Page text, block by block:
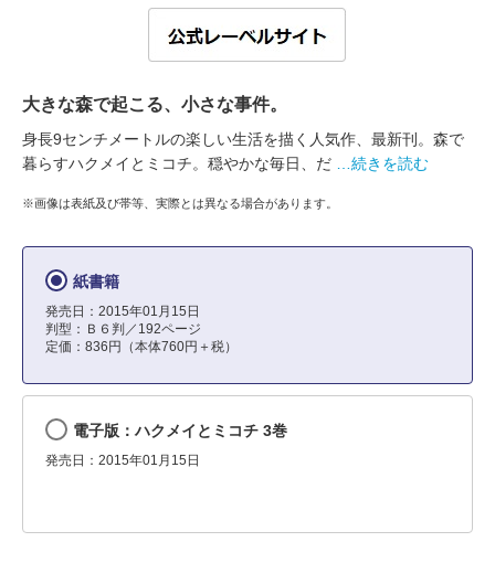
大きな森で起こる、小さな事件。
身長9センチメートルの楽しい生活を描く人気作、最新刊。森で
暮らすハクメイとミコチ。穏やかな毎日、だ
…続きを読む
※画像は表紙及び帯等、実際とは異なる場合があります。
紙書籍
発売日：2015年01月15日
判型：Ｂ６判／192ページ
定価：836円（本体760円＋税）
電子版：ハクメイとミコチ 3巻
発売日：2015年01月15日